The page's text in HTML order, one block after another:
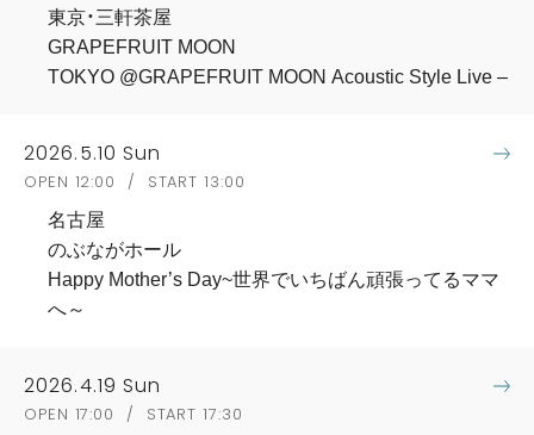
東京・三軒茶屋
GRAPEFRUIT MOON
TOKYO @GRAPEFRUIT MOON Acoustic Style Live –
2026.5.10 Sun
OPEN 12:00 / START 13:00
名古屋
のぶながホール
Happy Mother’s Day~世界でいちばん頑張ってるママ
へ～
2026.4.19 Sun
OPEN 17:00 / START 17:30